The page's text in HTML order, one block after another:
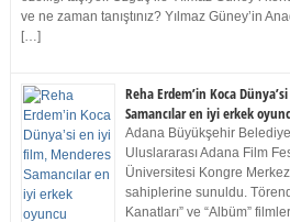
ve ne zaman tanıştınız? Yılmaz Güney’in
[…]
Reha Erdem’in Koca
Samancılar en iyi erkek
Adana Büyükşehir
Uluslararası Adana Film
Üniversitesi Kongre
sahiplerine sunuldu.
Kanatları” ve “Albüm”